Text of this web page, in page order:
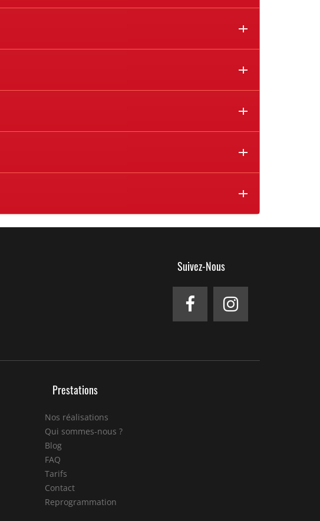
Suivez-Nous
Prestations
Nos réalisations
Qui sommes-nous ?
Blog
FAQ
Tarifs
Contact
Reprogrammation